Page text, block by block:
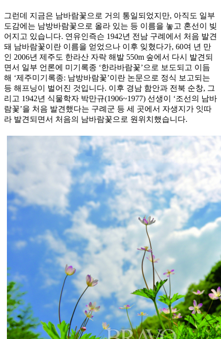
그런데 지금은 남바람꽃으로 거의 통일되었지만, 아직도 일부
도감에는 남방바람꽃으로 올라 있는 등 이름을 놓고 혼선이 빚
어지고 있습니다. 연유인즉슨 1942년 전남 구례에서 처음 발견
돼 남바람꽃이란 이름을 얻었으나 이후 잊혔다가, 60여 년 만
인 2006년 제주도 한라산 자락 해발 550m 숲에서 다시 발견되
면서 일부 언론에 미기록종 ‘한라바람꽃’으로 보도되고 이듬
해 ‘제주미기록종: 남방바람꽃’이란 논문으로 정식 보고되는
등 해프닝이 벌어진 것입니다. 이후 경남 함안과 전북 순창, 그
리고 1942년 식물학자 박만규(1906~1977) 선생이 ‘조선의 남바
람꽃’을 처음 발견했다는 구례군 등 세 곳에서 자생지가 잇따
라 발견되면서 처음의 남바람꽃으로 원위치했습니다.